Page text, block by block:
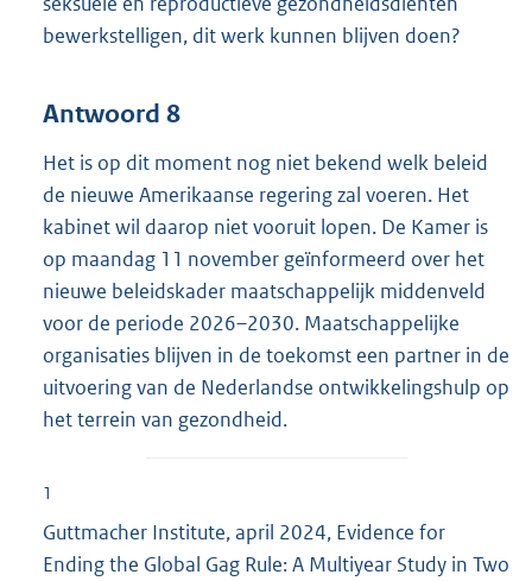
bewerkstelligen, dit werk kunnen blijven doen?
Antwoord 8
Het is op dit moment nog niet bekend welk beleid
de nieuwe Amerikaanse regering zal voeren. Het
kabinet wil daarop niet vooruit lopen. De Kamer is
op maandag 11 november geïnformeerd over het
nieuwe beleidskader maatschappelijk middenveld
voor de periode 2026–2030. Maatschappelijke
organisaties blijven in de toekomst een partner in de
uitvoering van de Nederlandse ontwikkelingshulp op
het terrein van gezondheid.
1
Guttmacher Institute, april 2024, Evidence for
Ending the Global Gag Rule: A Multiyear Study in Two